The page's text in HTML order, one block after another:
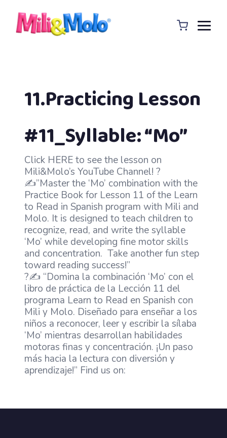
11.Practicing Lesson
#11_Syllable: “Mo”
Click HERE to see the lesson on
Mili&Molo’s YouTube Channel! ?
✍️”Master the ‘Mo’ combination with the
Practice Book for Lesson 11 of the Learn
to Read in Spanish program with Mili and
Molo. It is designed to teach children to
recognize, read, and write the syllable
‘Mo’ while developing fine motor skills
and concentration. Take another fun step
toward reading success!”
?✍️ “Domina la combinación ‘Mo’ con el
libro de práctica de la Lección 11 del
programa Learn to Read en Spanish con
Mili y Molo. Diseñado para enseñar a los
niños a reconocer, leer y escribir la sílaba
‘Mo’ mientras desarrollan habilidades
motoras finas y concentración. ¡Un paso
más hacia la lectura con diversión y
aprendizaje!” Find us on: